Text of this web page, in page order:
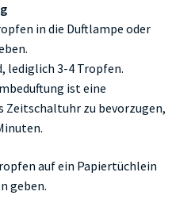
in die Duftlampe oder
lediglich 3-4 Tropfen.
ist eine
zu bevorzugen,
auf ein Papiertüchlein
geben.